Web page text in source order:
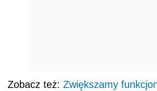
Zobacz też: Zwiększamy